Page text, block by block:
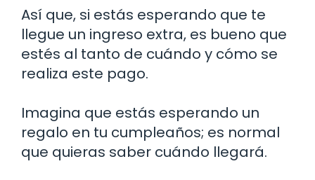
Así que, si estás esperando que te
llegue un ingreso extra, es bueno que
estés al tanto de cuándo y cómo se
realiza este pago.
Imagina que estás esperando un
regalo en tu cumpleaños; es normal
que quieras saber cuándo llegará.